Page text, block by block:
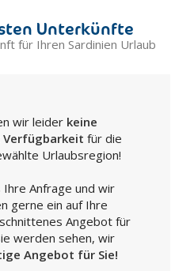
Unterkünfte
für Ihren Sardinien Urlaub
wir leider keine
für die
Urlaubsregion!
Ihre Anfrage und wir
gerne ein auf Ihre
Angebot für
werden sehen, wir
Angebot für Sie!